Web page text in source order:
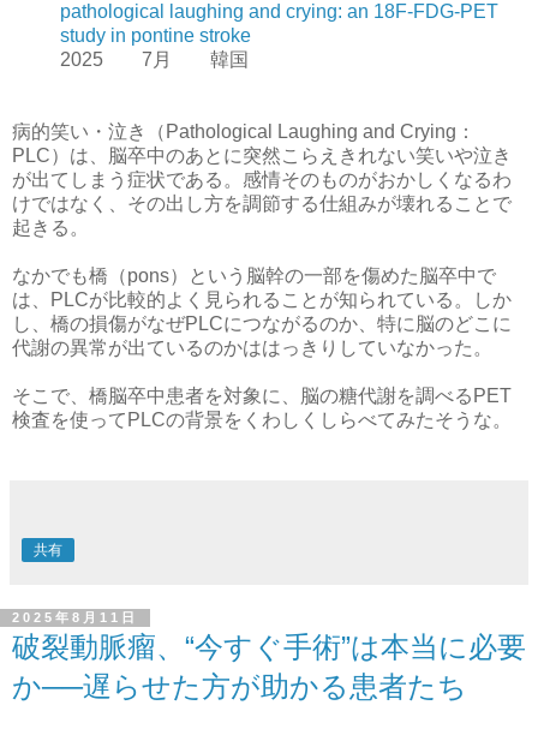
pathological laughing and crying: an 18F-FDG-PET
study in pontine stroke
2025 7月 韓国
病的笑い・泣き（Pathological Laughing and Crying：
PLC）は、脳卒中のあとに突然こらえきれない笑いや泣き
が出てしまう症状である。感情そのものがおかしくなるわ
けではなく、その出し方を調節する仕組みが壊れることで
起きる。
なかでも橋（pons）という脳幹の一部を傷めた脳卒中で
は、PLCが比較的よく見られることが知られている。しか
し、橋の損傷がなぜPLCにつながるのか、特に脳のどこに
代謝の異常が出ているのかははっきりしていなかった。
そこで、橋脳卒中患者を対象に、脳の糖代謝を調べるPET
検査を使ってPLCの背景をくわしくしらべてみたそうな。
共有
2025年8月11日
破裂動脈瘤、“今すぐ手術”は本当に必要
か──遅らせた方が助かる患者たち